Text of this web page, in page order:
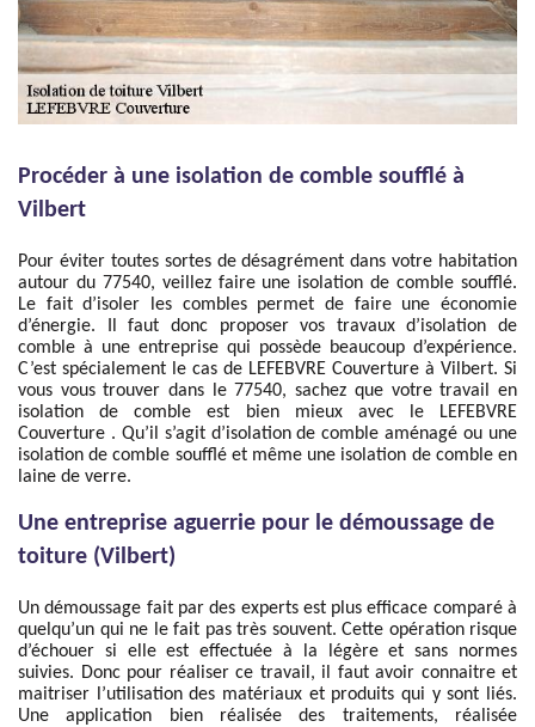
Procéder à une isolation de comble soufflé à
Vilbert
Pour éviter toutes sortes de désagrément dans votre habitation
autour du 77540, veillez faire une isolation de comble soufflé.
Le fait d’isoler les combles permet de faire une économie
d’énergie. Il faut donc proposer vos travaux d’isolation de
comble à une entreprise qui possède beaucoup d’expérience.
C’est spécialement le cas de LEFEBVRE Couverture à Vilbert. Si
vous vous trouver dans le 77540, sachez que votre travail en
isolation de comble est bien mieux avec le LEFEBVRE
Couverture . Qu’il s’agit d’isolation de comble aménagé ou une
isolation de comble soufflé et même une isolation de comble en
laine de verre.
Une entreprise aguerrie pour le démoussage de
toiture (Vilbert)
Un démoussage fait par des experts est plus efficace comparé à
quelqu’un qui ne le fait pas très souvent. Cette opération risque
d’échouer si elle est effectuée à la légère et sans normes
suivies. Donc pour réaliser ce travail, il faut avoir connaitre et
maitriser l’utilisation des matériaux et produits qui y sont liés.
Une application bien réalisée des traitements, réalisée